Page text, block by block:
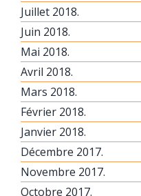
Juillet 2018.
Juin 2018.
Mai 2018.
Avril 2018.
Mars 2018.
Février 2018.
Janvier 2018.
Décembre 2017.
Novembre 2017.
Octobre 2017.